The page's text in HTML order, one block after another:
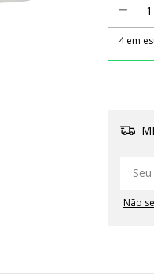
4em
Não